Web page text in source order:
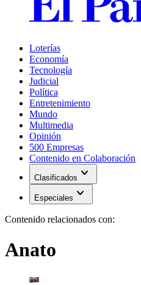
Loterías
Economía
Tecnología
Judicial
Política
Entretenimiento
Mundo
Multimedia
Opinión
500 Empresas
Contenido en Colaboración
Clasificados expand_more
Especiales expand_more
Contenido relacionados con:
Anato